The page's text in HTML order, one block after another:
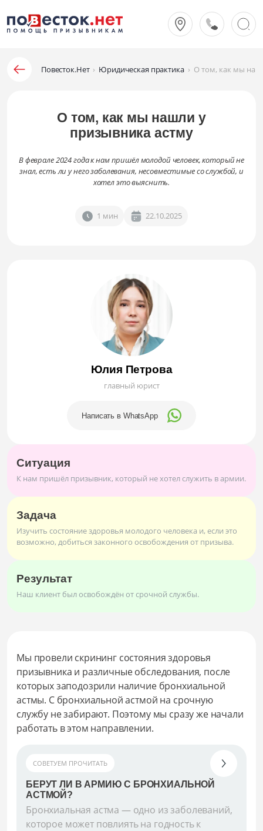
Повесток.Нет › Юридическая практика › О том, как мы
О том, как мы нашли у
призывника астму
В феврале 2024 года к нам пришёл молодой человек, который не
знал, есть ли у него заболевания, несовместимые со службой, и
хотел это выяснить.
1 мин 22.10.2025
Юлия Петрова
главный юрист
Написать в WhatsApp
Ситуация
К нам пришёл призывник, который не хотел служить в армии.
Задача
Изучить состояние здоровья молодого человека и, если это
возможно, добиться законного освобождения от призыва.
Результат
Наш клиент был освобождён от срочной службы.
Мы провели скрининг состояния здоровья
призывника и различные обследования, после
которых заподозрили наличие бронхиальной
астмы. С бронхиальной астмой на срочную
службу не забирают. Поэтому мы сразу же начали
работать в этом направлении.
СОВЕТУЕМ ПРОЧИТАТЬ
БЕРУТ ЛИ В АРМИЮ С БРОНХИАЛЬНОЙ
АСТМОЙ?
Бронхиальная астма — одно из заболеваний,
которое может повлиять на годность к